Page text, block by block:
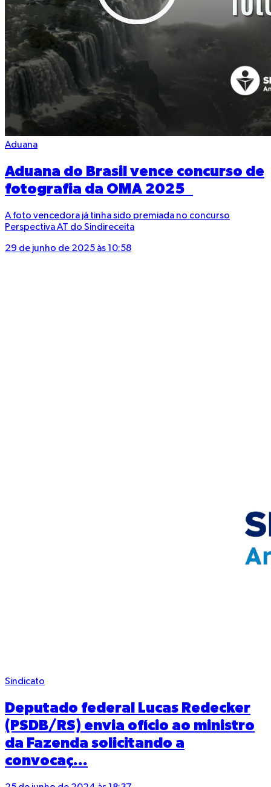
Aduana
Aduana do Brasil vence concurso de
fotografia da OMA 2025
A foto vencedora já tinha sido premiada no concurso
Perspectiva AT do Sindireceita
29 de junho de 2025 às 10:58
Sindicato
Deputado federal Lucas Redecker
(PSDB/RS) envia ofício ao ministro
da Fazenda solicitando a
convocaç...